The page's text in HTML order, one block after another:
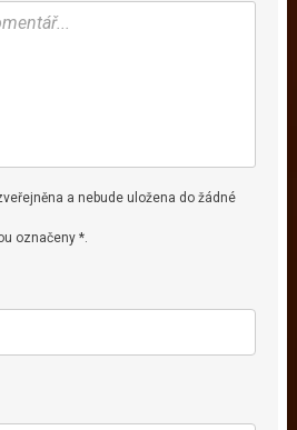
a nebude uložena do žádné
označeny *.